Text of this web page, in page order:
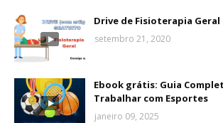
Drive de Fisioterapia
setembro 21, 2020
Ebook grátis: Guia
Trabalhar com Esportes
janeiro 09, 2025